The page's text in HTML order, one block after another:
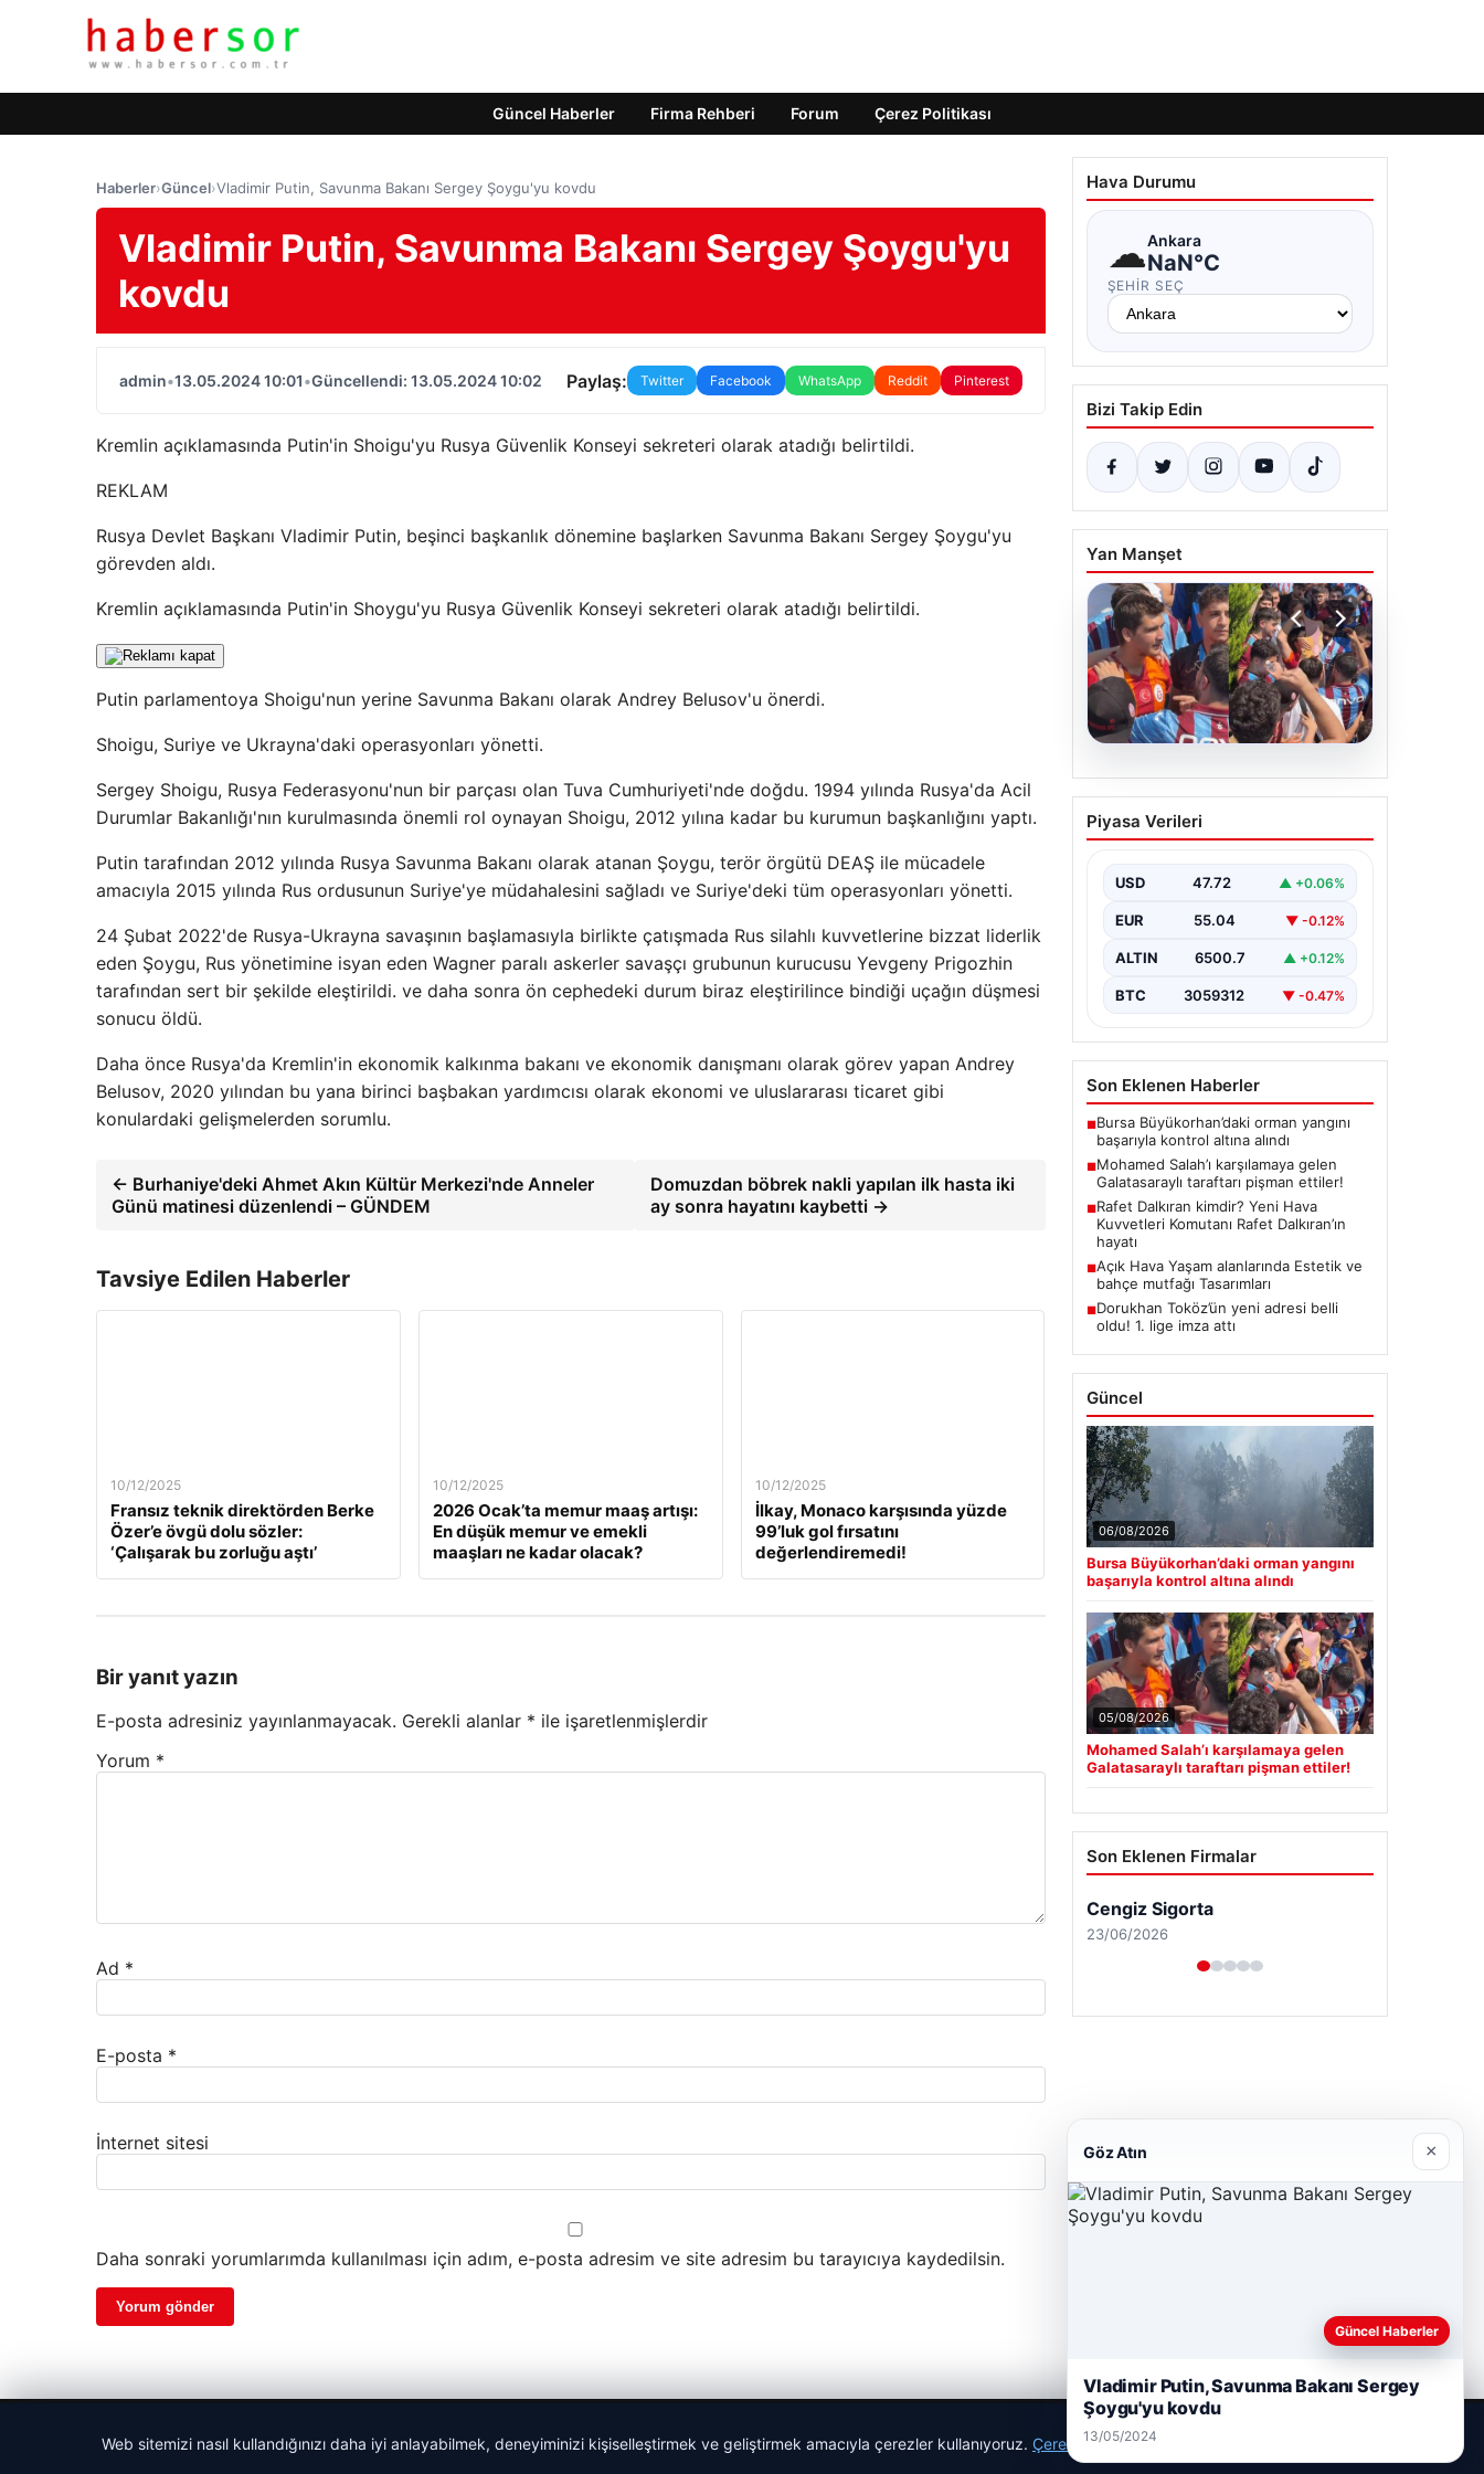
Güncel Haberler Firma Rehberi Forum Çerez Politikası
Haberler›Güncel›Vladimir Putin, Savunma Bakanı Sergey Şoygu'yu kovdu
Vladimir Putin, Savunma Bakanı Sergey Şoygu'yu
kovdu
admin•13.05.2024 10:01•Güncellendi: 13.05.2024 10:02 Paylaş: Twitter Facebook WhatsApp Reddit Pinterest
Kremlin açıklamasında Putin'in Shoigu'yu Rusya Güvenlik Konseyi sekreteri olarak atadığı belirtildi.
REKLAM
Rusya Devlet Başkanı Vladimir Putin, beşinci başkanlık dönemine başlarken Savunma Bakanı Sergey Şoygu'yu
görevden aldı.
Kremlin açıklamasında Putin'in Shoygu'yu Rusya Güvenlik Konseyi sekreteri olarak atadığı belirtildi.
Putin parlamentoya Shoigu'nun yerine Savunma Bakanı olarak Andrey Belusov'u önerdi.
Shoigu, Suriye ve Ukrayna'daki operasyonları yönetti.
Sergey Shoigu, Rusya Federasyonu'nun bir parçası olan Tuva Cumhuriyeti'nde doğdu. 1994 yılında Rusya'da Acil
Durumlar Bakanlığı'nın kurulmasında önemli rol oynayan Shoigu, 2012 yılına kadar bu kurumun başkanlığını yaptı.
Putin tarafından 2012 yılında Rusya Savunma Bakanı olarak atanan Şoygu, terör örgütü DEAŞ ile mücadele
amacıyla 2015 yılında Rus ordusunun Suriye'ye müdahalesini sağladı ve Suriye'deki tüm operasyonları yönetti.
24 Şubat 2022'de Rusya-Ukrayna savaşının başlamasıyla birlikte çatışmada Rus silahlı kuvvetlerine bizzat liderlik
eden Şoygu, Rus yönetimine isyan eden Wagner paralı askerler savaşçı grubunun kurucusu Yevgeny Prigozhin
tarafından sert bir şekilde eleştirildi. ve daha sonra ön cephedeki durum biraz eleştirilince bindiği uçağın düşmesi
sonucu öldü.
Daha önce Rusya'da Kremlin'in ekonomik kalkınma bakanı ve ekonomik danışmanı olarak görev yapan Andrey
Belusov, 2020 yılından bu yana birinci başbakan yardımcısı olarak ekonomi ve uluslararası ticaret gibi
konulardaki gelişmelerden sorumlu.
← Burhaniye'deki Ahmet Akın Kültür Merkezi'nde Anneler
Günü matinesi düzenlendi – GÜNDEM
Domuzdan böbrek nakli yapılan ilk hasta iki
ay sonra hayatını kaybetti →
Tavsiye Edilen Haberler
10/12/2025
Fransız teknik direktörden Berke
Özer’e övgü dolu sözler:
‘Çalışarak bu zorluğu aştı’
10/12/2025
2026 Ocak’ta memur maaş artışı:
En düşük memur ve emekli
maaşları ne kadar olacak?
10/12/2025
İlkay, Monaco karşısında yüzde
99’luk gol fırsatını
değerlendiremedi!
Bir yanıt yazın
E-posta adresiniz yayınlanmayacak. Gerekli alanlar * ile işaretlenmişlerdir
Yorum *
Ad *
E-posta *
İnternet sitesi
Daha sonraki yorumlarımda kullanılması için adım, e-posta adresim ve site adresim bu tarayıcıya kaydedilsin.
Hava Durumu
☁Ankara
NaN°C
ŞEHIR SEÇ
Bizi Takip Edin
Yan Manşet
05.08.2026
Mohamed Salah’ı
karşılamaya gelen
pişman ettiler!
Piyasa Verileri
USD 47.72 ▲ +0.06%
EUR 55.04 ▼ -0.12%
ALTIN 6500.7 ▲ +0.12%
BTC 3059312 ▼ -0.47%
Son Eklenen Haberler
■Bursa Büyükorhan’daki orman yangını
başarıyla kontrol altına alındı
■Mohamed Salah’ı karşılamaya gelen
Galatasaraylı taraftarı pişman ettiler!
■Rafet Dalkıran kimdir? Yeni Hava
Kuvvetleri Komutanı Rafet Dalkıran’ın
hayatı
■Açık Hava Yaşam alanlarında Estetik ve
bahçe mutfağı Tasarımları
■Dorukhan Toköz’ün yeni adresi belli
oldu! 1. lige imza attı
Güncel
06/08/2026
Bursa Büyükorhan’daki orman yangını
başarıyla kontrol altına alındı
05/08/2026
Mohamed Salah’ı karşılamaya gelen
Galatasaraylı taraftarı pişman ettiler!
Son Eklenen Firmalar
Cengiz Sigorta
23/06/2026
Web sitemizi nasıl kullandığınızı daha iyi anlayabilmek, deneyiminizi kişiselleştirmek ve geliştirmek amacıyla çerezler kullanıyoruz. Çerez Politikamız
Göz Atın ×
Güncel Haberler
Vladimir Putin, Savunma Bakanı Sergey
Şoygu'yu kovdu
13/05/2024